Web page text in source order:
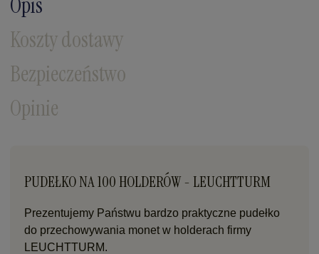
Koszty dostawy
Bezpieczeństwo
Opinie
PUDEŁKO NA 100 HOLDERÓW - LEUCHTTURM
Prezentujemy Państwu bardzo praktyczne pudełko
do przechowywania monet w holderach firmy
LEUCHTTURM.